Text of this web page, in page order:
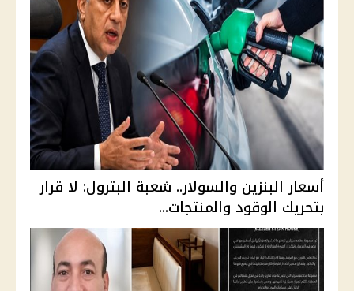
أسعار البنزين والسولار.. شعبة البترول: لا قرار
بتحريك الوقود والمنتجات...